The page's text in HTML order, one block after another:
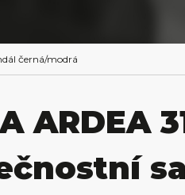
černá/modrá
ARDEA